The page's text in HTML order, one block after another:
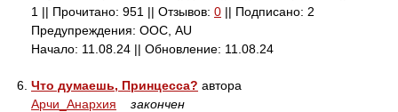
1 || Прочитано: 951 || Отзывов: 0 || Подписано: 2
Предупреждения: ООС, AU
Начало: 11.08.24 || Обновление: 11.08.24
6. Что думаешь, Принцесса? автора
Арчи_Анархия
закончен